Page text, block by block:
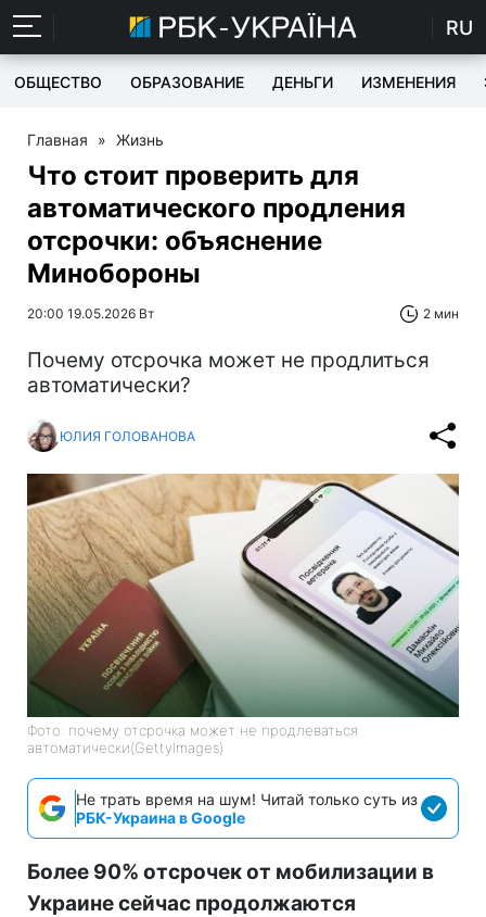
RU
ОБЩЕСТВО ОБРАЗОВАНИЕ ДЕНЬГИ ИЗМЕНЕНИЯ
Главная » Жизнь
Что стоит проверить для
автоматического продления
отсрочки: объяснение
Минобороны
20:00 19.05.2026 Вт 2 мин
Почему отсрочка может не продлиться
автоматически?
ЮЛИЯ ГОЛОВАНОВА
Фото: почему отсрочка может не продлеваться
автоматически(GettyImages)
Не трать время на шум! Читай только суть из
РБК-Украина в Google
Более 90% отсрочек от мобилизации в
Украине сейчас продолжаются